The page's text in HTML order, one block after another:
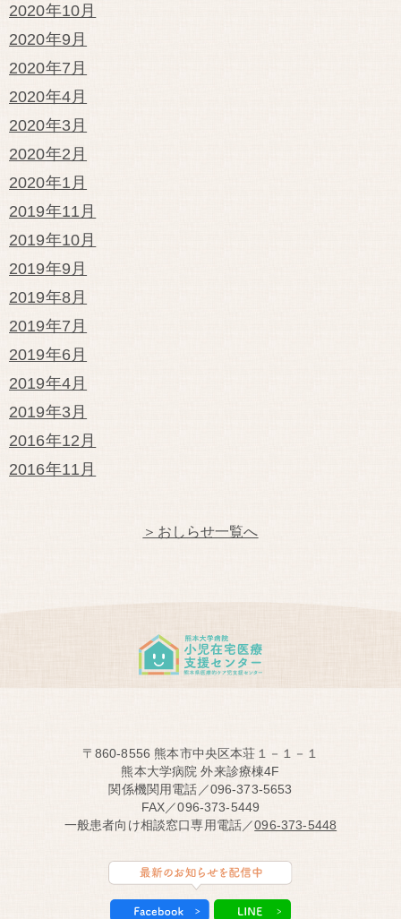
2020年10月
2020年9月
2020年7月
2020年4月
2020年3月
2020年2月
2020年1月
2019年11月
2019年10月
2019年9月
2019年8月
2019年7月
2019年6月
2019年4月
2019年3月
2016年12月
2016年11月
＞おしらせ一覧へ
〒860-8556 熊本市中央区本荘１－１－１
熊本大学病院 外来診療棟4F
関係機関用電話／096-373-5653
FAX／096-373-5449
一般患者向け相談窓口専用電話／096-373-5448